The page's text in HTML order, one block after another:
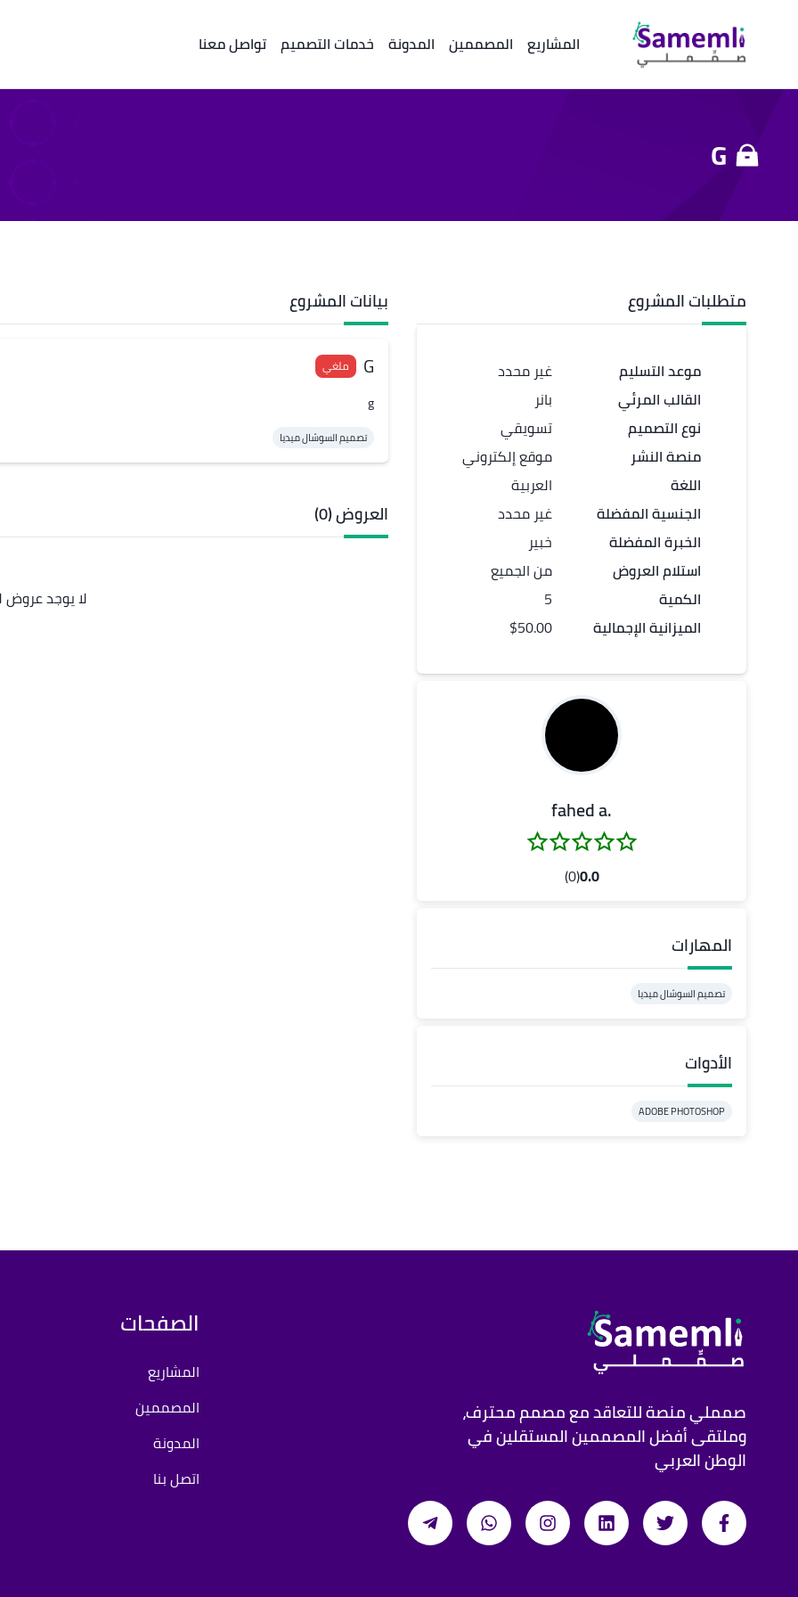
المشاريع المصممين المدونة خدمات التصميم تواصل معنا
G
متطلبات المشروع
موعد التسليم
القالب المرئي
نوع التصميم
منصة النشر
اللغة
الجنسية المفضلة
الخبرة المفضلة
استلام العروض
الكمية
الميزانية الإجمالية
غير محدد
بانر
تسويقي
موقع إلكتروني
العربية
غير محدد
خبير
من الجميع
5
$50.00
.fahed a
0.0
(0)
المهارات
تصميم السوشال ميديا
الأدوات
ADOBE PHOTOSHOP
بيانات المشروع
G ملغي
g
تصميم السوشال ميديا
العروض (0)
لا يوجد عروض
صمملي منصة للتعاقد مع مصمم محترف،
وملتقى أفضل المصممين المستقلين في
الوطن العربي
الصفحات
المشاريع
المصممين
المدونة
اتصل بنا